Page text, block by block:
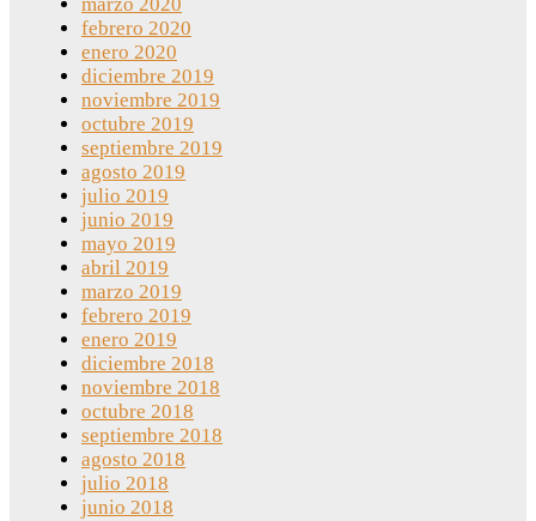
febrero 2020
enero 2020
diciembre 2019
noviembre 2019
octubre 2019
septiembre 2019
agosto 2019
julio 2019
junio 2019
mayo 2019
abril 2019
marzo 2019
febrero 2019
enero 2019
diciembre 2018
noviembre 2018
octubre 2018
septiembre 2018
agosto 2018
julio 2018
junio 2018